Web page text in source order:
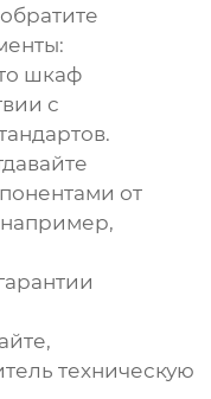
обратите
шкаф
с
от
техническую